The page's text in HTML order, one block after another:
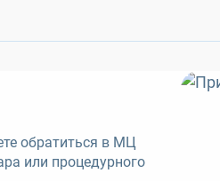
обратиться в МЦ
или процедурного